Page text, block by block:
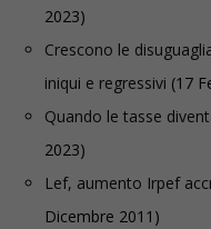
2023)
Crescono le
iniqui e regressivi (17
Quando le tasse
2023)
Lef, aumento Irpef
Dicembre 2011)